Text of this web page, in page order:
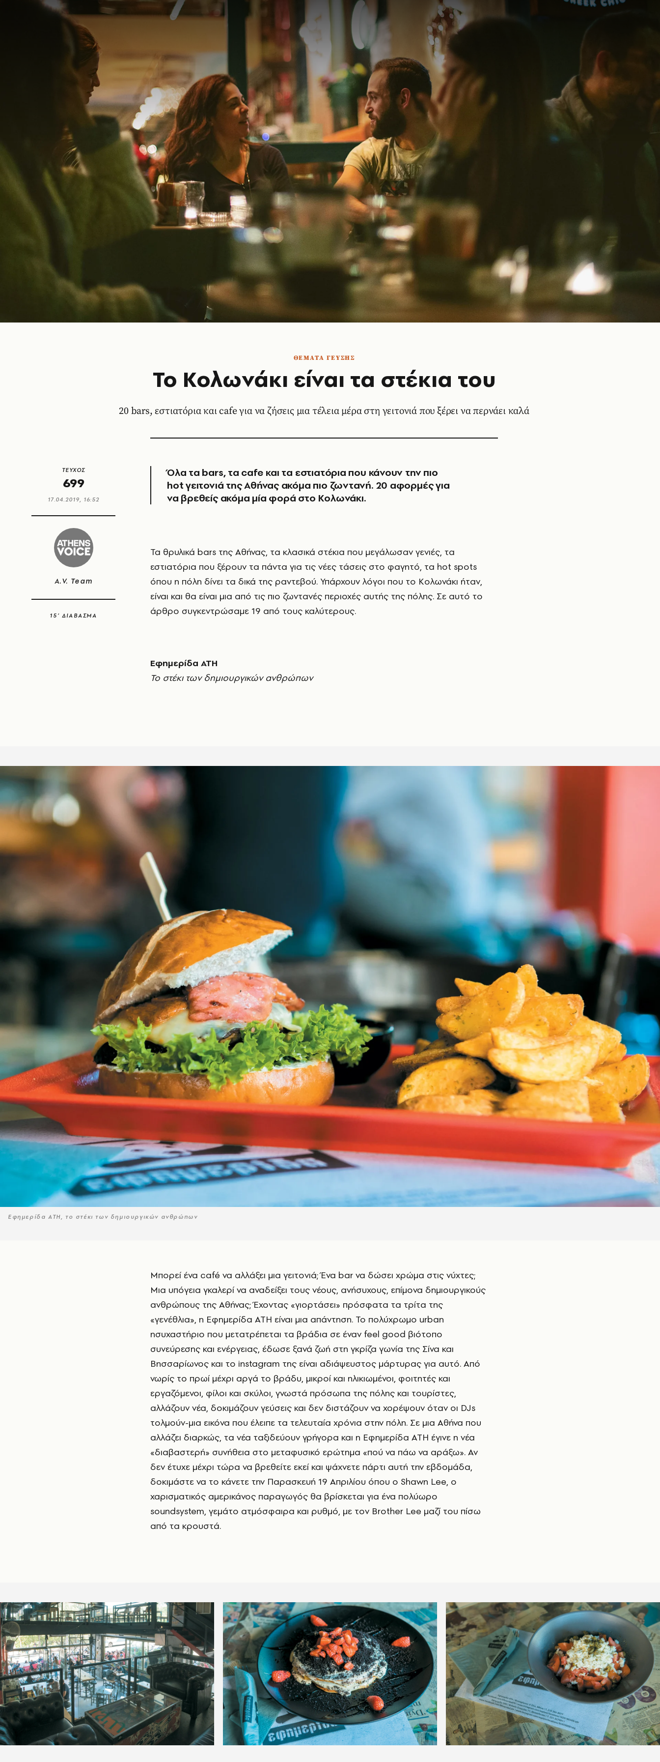
ΘΕΜΑΤΑ ΓΕΥΣΗΣ
Το Κολωνάκι είναι τα στέκια του
20 bars, εστιατόρια και cafe για να ζήσεις μια τέλεια μέρα στη γειτονιά που ξέρει να περνάει καλά
ΤΕΥΧΟΣ
699
17.04.2019, 16:52
A.V. Team
15’ ΔΙΑΒΑΣΜΑ
Όλα τα bars, τα cafe και τα εστιατόρια που κάνουν την πιο
hot γειτονιά της Αθήνας ακόμα πιο ζωντανή. 20 αφορμές για
να βρεθείς ακόμα μία φορά στο Κολωνάκι.
Τα θρυλικά bars της Αθήνας, τα κλασικά στέκια που μεγάλωσαν γενιές, τα
εστιατόρια που ξέρουν τα πάντα για τις νέες τάσεις στο φαγητό, τα hot spots
όπου η πόλη δίνει τα δικά της ραντεβού. Υπάρχουν λόγοι που το Κολωνάκι ήταν,
είναι και θα είναι μια από τις πιο ζωντανές περιοχές αυτής της πόλης. Σε αυτό το
άρθρο συγκεντρώσαμε 19 από τους καλύτερους.
Εφημερίδα ATH
Το στέκι των δημιουργικών ανθρώπων
Εφημερίδα ATH, το στέκι των δημιουργικών ανθρώπων
Μπορεί ένα café να αλλάξει μια γειτονιά; Ένα bar να δώσει χρώμα στις νύχτες;
Μια υπόγεια γκαλερί να αναδείξει τους νέους, ανήσυχους, επίμονα δημιουργικούς
ανθρώπους της Αθήνας; Έχοντας «γιορτάσει» πρόσφατα τα τρίτα της
«γενέθλια», η Εφημερίδα ATH είναι μια απάντηση. Το πολύχρωμο urban
ησυχαστήριο που μετατρέπεται τα βράδια σε έναν feel good βιότοπο
συνεύρεσης και ενέργειας, έδωσε ξανά ζωή στη γκρίζα γωνία της Σίνα και
Βησσαρίωνος και το instagram της είναι αδιάψευστος μάρτυρας για αυτό. Από
νωρίς το πρωί μέχρι αργά το βράδυ, μικροί και ηλικιωμένοι, φοιτητές και
εργαζόμενοι, φίλοι και σκύλοι, γνωστά πρόσωπα της πόλης και τουρίστες,
αλλάζουν νέα, δοκιμάζουν γεύσεις και δεν διστάζουν να χορέψουν όταν οι DJs
τολμούν-μια εικόνα που έλειπε τα τελευταία χρόνια στην πόλη. Σε μια Αθήνα που
αλλάζει διαρκώς, τα νέα ταξιδεύουν γρήγορα και η Εφημερίδα ATH έγινε η νέα
«διαβαστερή» συνήθεια στο μεταφυσικό ερώτημα «πού να πάω να αράξω». Αν
δεν έτυχε μέχρι τώρα να βρεθείτε εκεί και ψάχνετε πάρτι αυτή την εβδομάδα,
δοκιμάστε να το κάνετε την Παρασκευή 19 Απριλίου όπου ο Shawn Lee, ο
χαρισματικός αμερικάνος παραγωγός θα βρίσκεται για ένα πολύωρο
soundsystem, γεμάτο ατμόσφαιρα και ρυθμό, με τον Brother Lee μαζί του πίσω
από τα κρουστά.